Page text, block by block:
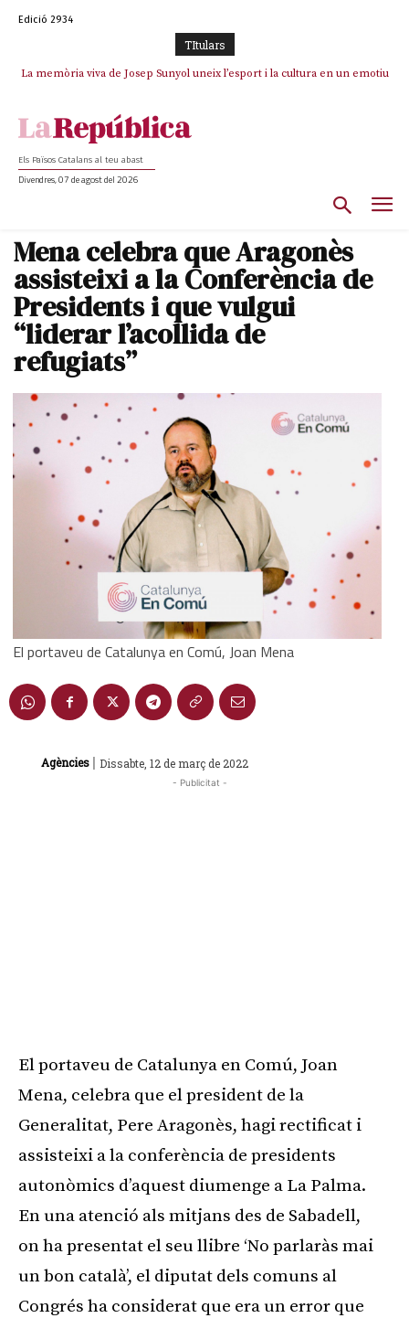
Edició 2934
TItulars
La memòria viva de Josep Sunyol uneix l’esport i la cultura en un emotiu
La “dignitat” a mitges de Marc Puigtió: renuncia a Girona pels àudios però
Els Països Catalans al teu abast
Divendres, 07 de agost del 2026
Mena celebra que Aragonès
assisteixi a la Conferència de
Presidents i que vulgui
“liderar l’acollida de
refugiats”
El portaveu de Catalunya en Comú, Joan Mena
Agències | Dissabte, 12 de març de 2022
- Publicitat -
El portaveu de Catalunya en Comú, Joan
Mena, celebra que el president de la
Generalitat, Pere Aragonès, hagi rectificat i
assisteixi a la conferència de presidents
autonòmics d’aquest diumenge a La Palma.
En una atenció als mitjans des de Sabadell,
on ha presentat el seu llibre ‘No parlaràs mai
un bon català’, el diputat dels comuns al
Congrés ha considerat que era un error que